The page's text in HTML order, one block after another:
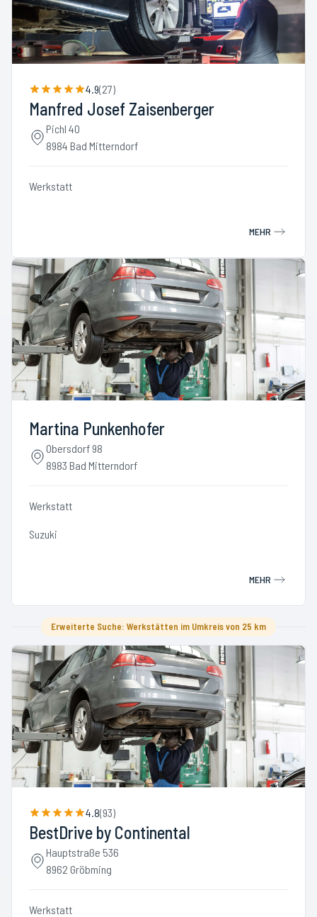
4.9(27)
Manfred Josef Zaisenberger
Pichl 40
8984 Bad Mitterndorf
Werkstatt
MEHR
Martina Punkenhofer
Obersdorf 98
8983 Bad Mitterndorf
Werkstatt
Suzuki
MEHR
Erweiterte Suche: Werkstätten im Umkreis von 25 km
4.8(93)
BestDrive by Continental
Hauptstraße 536
8962 Gröbming
Werkstatt